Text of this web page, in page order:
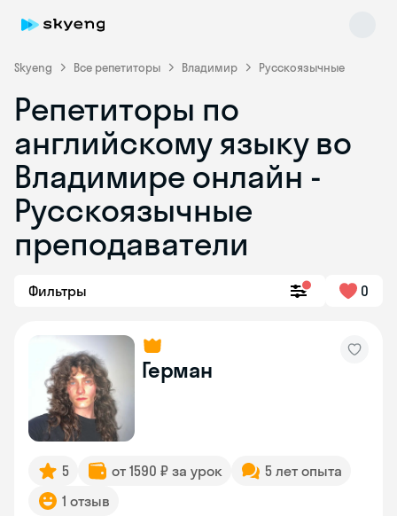
Skyeng Все репетиторы Владимир Русскоязычные
Репетиторы по
английскому языку во
Владимире онлайн -
Русскоязычные
преподаватели
Фильтры 0
Герман
5 от 1590 ₽ за урок
5 лет опыта
1 отзыв
online